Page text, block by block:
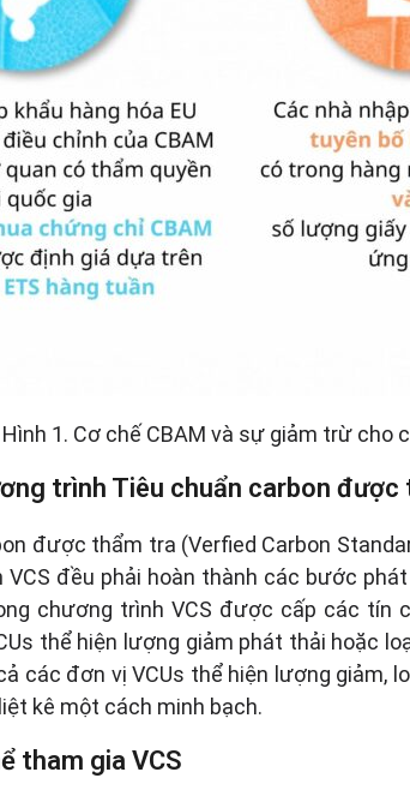
Hình 1. Cơ chế CBAM và sự giảm trừ
trình Tiêu chuẩn carbon
được thẩm tra (Verfied Carbon
đều phải hoàn thành các bước
chương trình VCS được cấp các
thể hiện lượng giảm phát thải hoặc
các đơn vị VCUs thể hiện lượng
kê một cách minh bạch.
tham gia VCS